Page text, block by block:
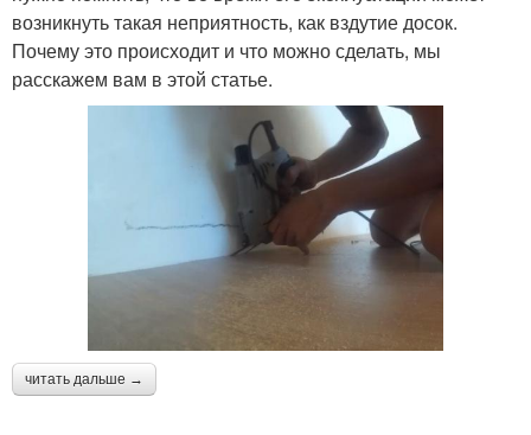
возникнуть такая неприятность, как вздутие досок.
Почему это происходит и что можно сделать, мы
расскажем вам в этой статье.
читать дальше →